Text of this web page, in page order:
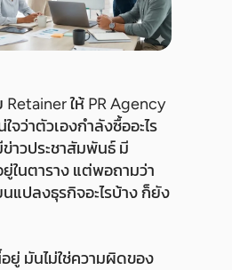
ให้ PR Agency
จว่าตัวเองกำลังซื้ออะไร
าวประชาสัมพันธ์ มี
ในตาราง แต่พอถามว่า
แปลงธุรกิจอะไรบ้าง ก็ยัง
มันไม่ใช่ความผิดของ